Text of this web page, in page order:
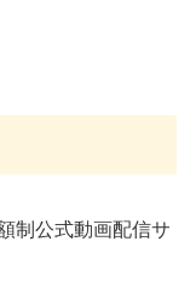
制公式動画配信サ